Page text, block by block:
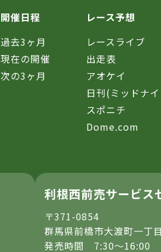
開催日程
過去3ヶ月
現在の開催
次の3ヶ月
レース予想
レースライブ
出走表
アオケイ
日刊(ミッドナ
スポニチ
Dome.com
利根西前売サービス
〒371-0854
群馬県前橋市大渡町一丁
発売時間 7:30～16:00